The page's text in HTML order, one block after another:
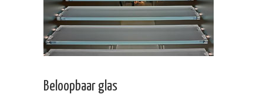
Beloopbaar glas